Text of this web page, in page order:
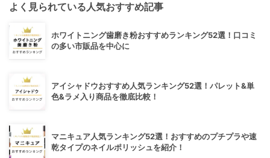
よく見られている人気おすすめ記事
ホワイトニング歯磨き粉おすすめランキング52選！口コミ
の多い市販品を中心に
アイシャドウおすすめ人気ランキング52選！パレット&単
色&ラメ入り商品を徹底比較！
マニキュア人気ランキング52選！おすすめのプチプラや速
乾タイプのネイルポリッシュを紹介！